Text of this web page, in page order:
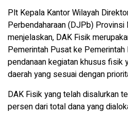
Plt Kepala Kantor Wilayah
Perbendaharaan (DJPb) Provinsi
menjelaskan, DAK Fisik
Pemerintah Pusat ke
pendanaan kegiatan khusus fisik
daerah yang sesuai dengan
DAK Fisik yang telah disalurkan
persen dari total dana yang